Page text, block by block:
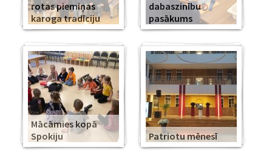
rotas piemiņas
karoga tradīciju
dabaszinību
pasākums
Mācāmies kopā
Spokiju
Patriotu mēnesī